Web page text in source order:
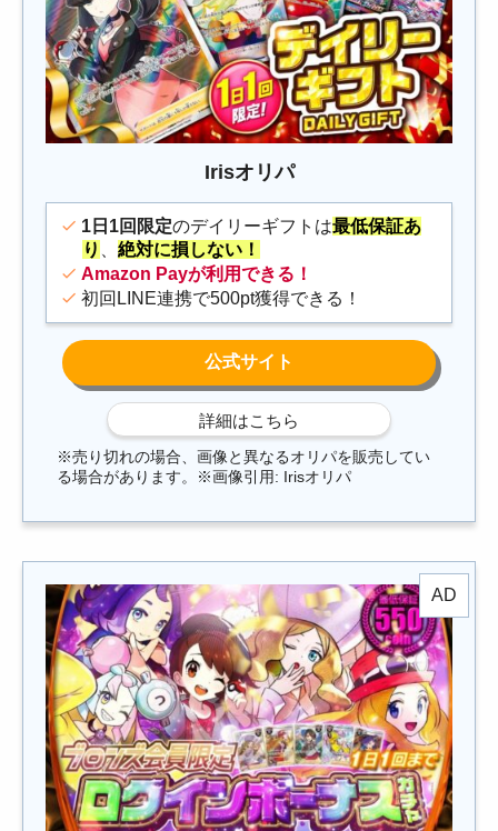
Irisオリパ
1日1回限定のデイリーギフトは最低保証あ
り 、 絶対に損しない！
Amazon Payが利用できる！
初回LINE連携で500pt獲得できる！
※売り切れの場合、画像と異なるオリパを販売してい
る場合があります。※画像引用: Irisオリパ